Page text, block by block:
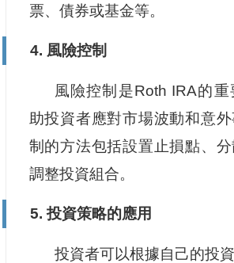
票、債券或基金等。
4. 風險控制
風險控制是Roth IRA的
助投資者應對市場波動和意
制的方法包括設置止損點、
調整投資組合。
5. 投資策略的應用
投資者可以根據自己的投